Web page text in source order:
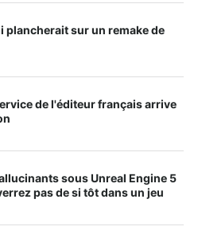
plancherait sur un remake de
de l'éditeur français arrive
sous Unreal Engine 5
pas de si tôt dans un jeu